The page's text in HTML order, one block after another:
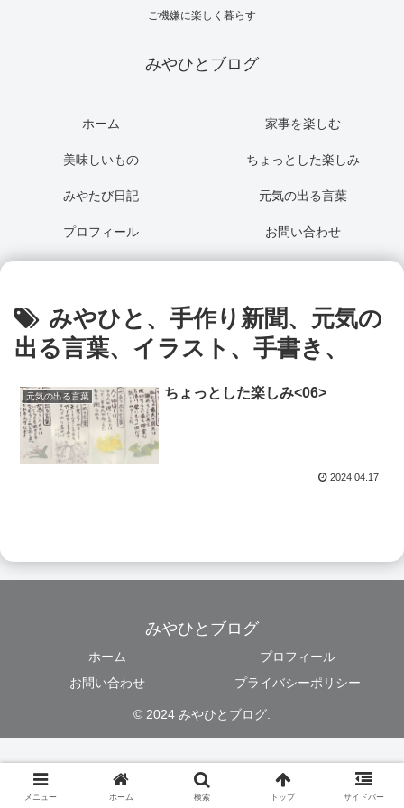
ご機嫌に楽しく暮らす
みやひとブログ
ホーム 家事を楽しむ
美味しいもの ちょっとした楽しみ
みやたび日記 元気の出る言葉
プロフィール お問い合わせ
みやひと、手作り新聞、元気の
出る言葉、イラスト、手書き、
元気の出る言葉 ちょっとした楽しみ<06>
2024.04.17
みやひとブログ
ホーム
プロフィール
お問い合わせ
プライバシーポリシー
© 2024 みやひとブログ.
メニュー ホーム 検索 トップ サイドバー